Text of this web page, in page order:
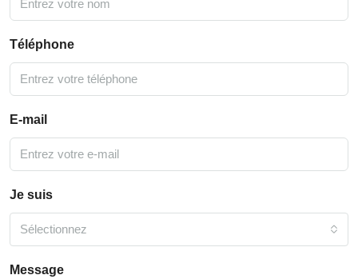
Téléphone
E-mail
Je suis
Sélectionnez
Message